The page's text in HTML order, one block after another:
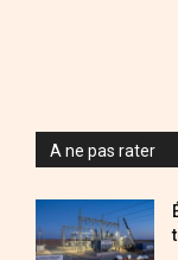
A ne pas rater